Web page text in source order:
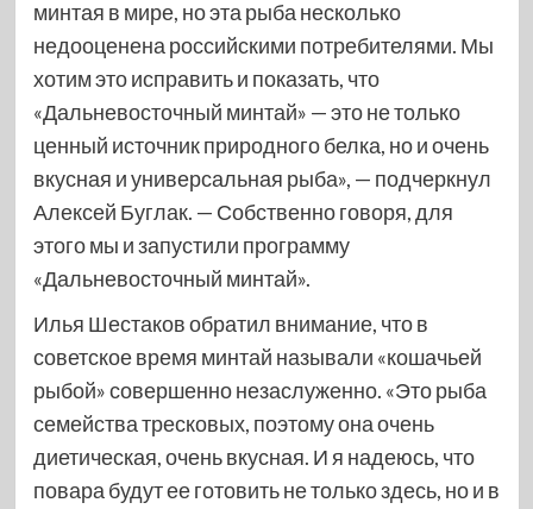
минтая в мире, но эта рыба несколько
недооценена российскими потребителями. Мы
хотим это исправить и показать, что
«Дальневосточный минтай» — это не только
ценный источник природного белка, но и очень
вкусная и универсальная рыба», — подчеркнул
Алексей Буглак. — Собственно говоря, для
этого мы и запустили программу
«Дальневосточный минтай».
Илья Шестаков обратил внимание, что в
советское время минтай называли «кошачьей
рыбой» совершенно незаслуженно. «Это рыба
семейства тресковых, поэтому она очень
диетическая, очень вкусная. И я надеюсь, что
повара будут ее готовить не только здесь, но и в